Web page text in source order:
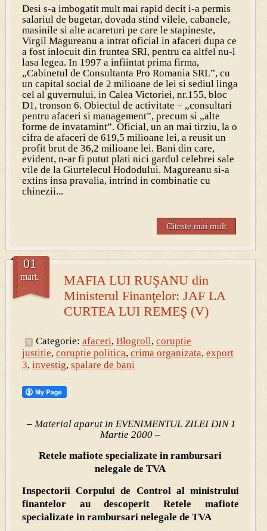
Desi s-a imbogatit mult mai rapid decit i-a permis
salariul de bugetar, dovada stind vilele, cabanele,
masinile si alte acareturi pe care le stapineste,
Virgil Magureanu a intrat oficial in afaceri dupa ce
a fost inlocuit din fruntea SRI, pentru ca altfel nu-l
lasa legea. In 1997 a infiintat prima firma,
„Cabinetul de Consultanta Pro Romania SRL”, cu
un capital social de 2 milioane de lei si sediul linga
cel al guvernului, in Calea Victoriei, nr.155, bloc
D1, tronson 6. Obiectul de activitate – „consultari
pentru afaceri si management”, precum si „alte
forme de invatamint”. Oficial, un an mai tirziu, la o
cifra de afaceri de 619,5 milioane lei, a reusit un
profit brut de 36,2 milioane lei. Bani din care,
evident, n-ar fi putut plati nici gardul celebrei sale
vile de la Giurtelecul Hododului. Magureanu si-a
extins insa pravalia, intrind in combinatie cu
chinezii...
Citeste mai mult
MAFIA LUI RUŞANU din
Ministerul Finanţelor: JAF LA
CURTEA LUI REMEŞ (V)
01
mart.
Categorie: afaceri, Blogroll, coruptie
justitie, coruptie politica, crima organizata, export
3, investig, spalare de bani
– Material aparut in EVENIMENTUL ZILEI DIN 1
Martie 2000 –
Retele mafiote specializate in rambursari
nelegale de TVA
Inspectorii Corpului de Control al ministrului
finantelor au descoperit Retele mafiote
specializate in rambursari nelegale de TVA